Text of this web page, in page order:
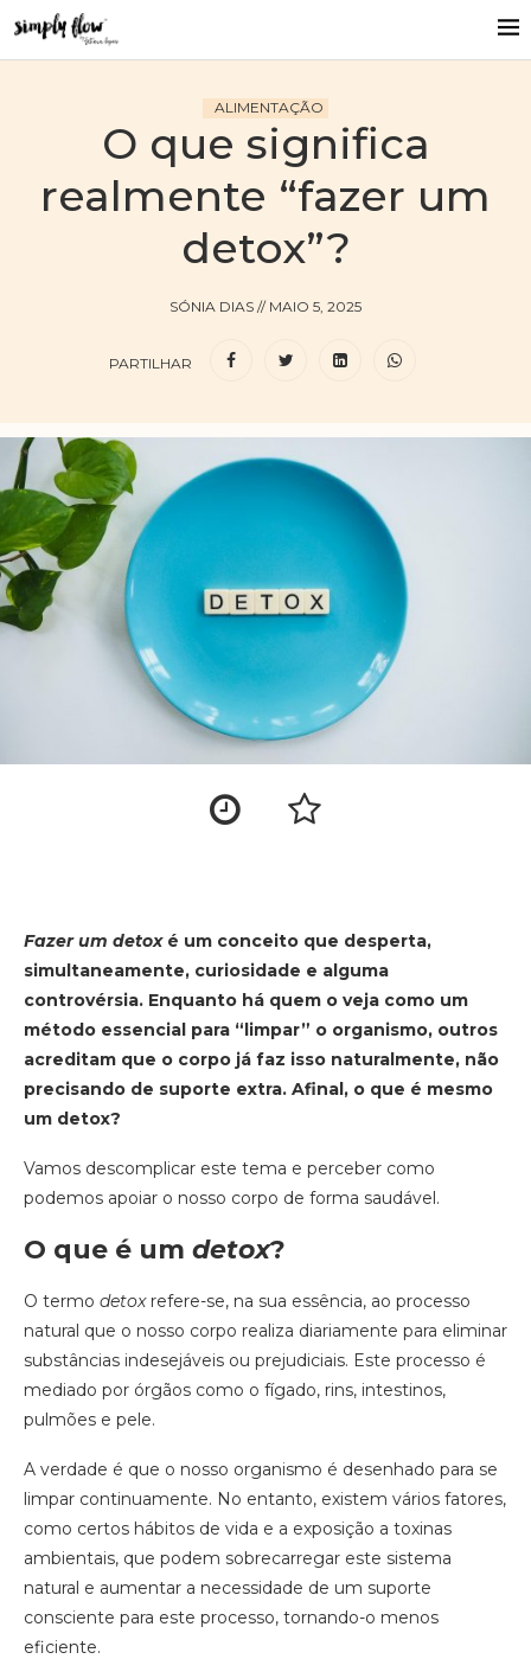
ALIMENTAÇÃO
O que significa
realmente “fazer um
detox”?
SÓNIA DIAS // MAIO 5, 2025
PARTILHAR
Fazer um detoxé um conceito que desperta,
simultaneamente, curiosidade e alguma
controvérsia. Enquanto há quem o veja como um
método essencial para “limpar” o organismo, outros
acreditam que o corpo já faz isso naturalmente, não
precisando de suporte extra. Afinal, o que é mesmo
um detox?
Vamos descomplicar este tema e perceber como
podemos apoiar o nosso corpo de forma saudável.
O que é um detox?
O termo detoxrefere-se, na sua essência, ao processo
natural que o nosso corpo realiza diariamente para eliminar
substâncias indesejáveis ou prejudiciais. Este processo é
mediado por órgãos como o fígado, rins, intestinos,
pulmões e pele.
A verdade é que o nosso organismo é desenhado para se
limpar continuamente. No entanto, existem vários fatores,
como certos hábitos de vida e a exposição a toxinas
ambientais, que podem sobrecarregar este sistema
natural e aumentar a necessidade de um suporte
consciente para este processo, tornando-o menos
eficiente.